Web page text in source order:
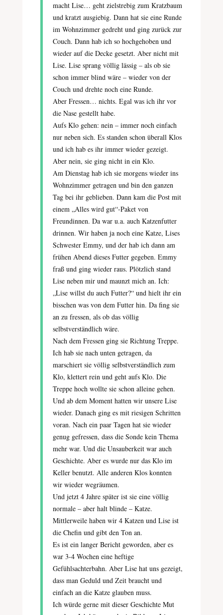
macht Lise… geht zielstrebig zum Kratzbaum
und kratzt ausgiebig. Dann hat sie eine Runde
im Wohnzimmer gedreht und ging zurück zur
Couch. Dann hab ich so hochgehoben und
wieder auf die Decke gesetzt. Aber nicht mit
Lise. Lise sprang völlig lässig – als ob sie
schon immer blind wäre – wieder von der
Couch und drehte noch eine Runde.
Aber Fressen… nichts. Egal was ich ihr vor
die Nase gestellt habe.
Aufs Klo gehen: nein – immer noch einfach
nur neben sich. Es standen schon überall Klos
und ich hab es ihr immer wieder gezeigt.
Aber nein, sie ging nicht in ein Klo.
Am Dienstag hab ich sie morgens wieder ins
Wohnzimmer getragen und bin den ganzen
Tag bei ihr geblieben. Dann kam die Post mit
einem „Alles wird gut“-Paket von
Freundinnen. Da war u.a. auch Katzenfutter
drinnen. Wir haben ja noch eine Katze, Lises
Schwester Emmy, und der hab ich dann am
frühen Abend dieses Futter gegeben. Emmy
fraß und ging wieder raus. Plötzlich stand
Lise neben mir und maunzt mich an. Ich:
„Lise willst du auch Futter?“ und hielt ihr ein
bisschen was von dem Futter hin. Da fing sie
an zu fressen, als ob das völlig
selbstverständlich wäre.
Nach dem Fressen ging sie Richtung Treppe.
Ich hab sie nach unten getragen, da
marschiert sie völlig selbstverständlich zum
Klo, klettert rein und geht aufs Klo. Die
Treppe hoch wollte sie schon alleine gehen.
Und ab dem Moment hatten wir unsere Lise
wieder. Danach ging es mit riesigen Schritten
voran. Nach ein paar Tagen hat sie wieder
genug gefressen, dass die Sonde kein Thema
mehr war. Und die Unsauberkeit war auch
Geschichte. Aber es wurde nur das Klo im
Keller benutzt. Alle anderen Klos konnten
wir wieder wegräumen.
Und jetzt 4 Jahre später ist sie eine völlig
normale – aber halt blinde – Katze.
Mittlerweile haben wir 4 Katzen und Lise ist
die Chefin und gibt den Ton an.
Es ist ein langer Bericht geworden, aber es
war 3-4 Wochen eine heftige
Gefühlsachterbahn. Aber Lise hat uns gezeigt,
dass man Geduld und Zeit braucht und
einfach an die Katze glauben muss.
Ich würde gerne mit dieser Geschichte Mut